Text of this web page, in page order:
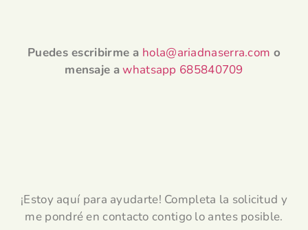
Puedes escribirme a hola@ariadnaserra.com o
mensaje awhatsapp 685840709
¡Estoy aquí para ayudarte! Completa la solicitud y
me pondré en contacto contigo lo antes posible.